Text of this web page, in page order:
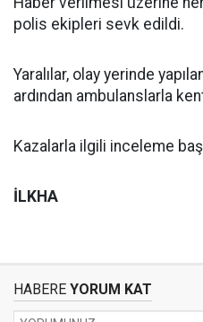
polis ekipleri sevk edildi.
Yaralılar, olay yerinde
ardından ambulanslarla
Kazalarla ilgili inceleme
İLKHA
HABERE YORUM KAT